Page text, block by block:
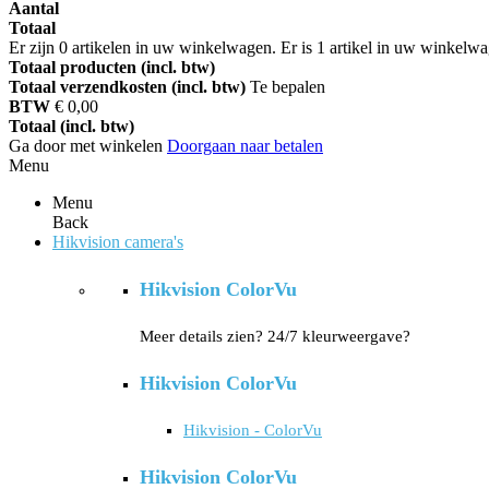
Aantal
Totaal
Er zijn 0 artikelen in uw winkelwagen. Er is 1 artikel in uw
Totaal producten (incl. btw)
Totaal verzendkosten (incl. btw) Te bepalen
BTW € 0,00
Totaal (incl. btw)
Ga door met winkelen Doorgaan naar betalen
Menu
Menu
Back
Hikvision camera's
Hikvision ColorVu
Meer details zien? 24/7 kleurweergave?
Hikvision ColorVu
Hikvision - ColorVu
Hikvision ColorVu